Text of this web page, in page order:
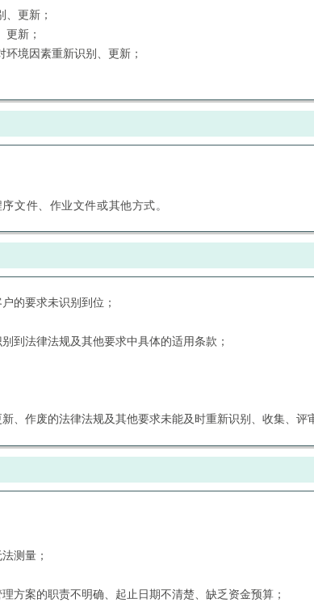
更新；
新；
境因素重新识别、更新；
文件、作业文件或其他方式。
的要求未识别到位；
到法律法规及其他要求中具体的适用条款；
、作废的法律法规及其他要求未能及时重新识别、收集、评
测量；
方案的职责不明确、起止日期不清楚、缺乏资金预算；